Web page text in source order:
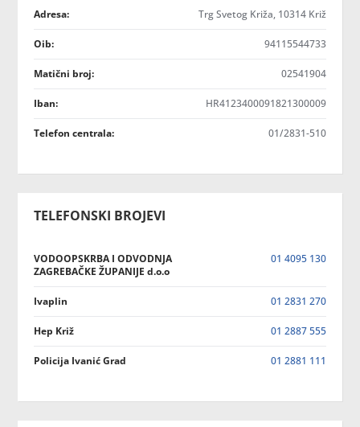
Adresa: Trg Svetog Križa, 10314 Križ
Oib: 94115544733
Matični broj: 02541904
Iban: HR4123400091821300009
Telefon centrala: 01/2831-510
TELEFONSKI BROJEVI
VODOOPSKRBA I ODVODNJA
ZAGREBAČKE ŽUPANIJE d.o.o
01 4095 130
Ivaplin 01 2831 270
Hep Križ 01 2887 555
Policija Ivanić Grad 01 2881 111